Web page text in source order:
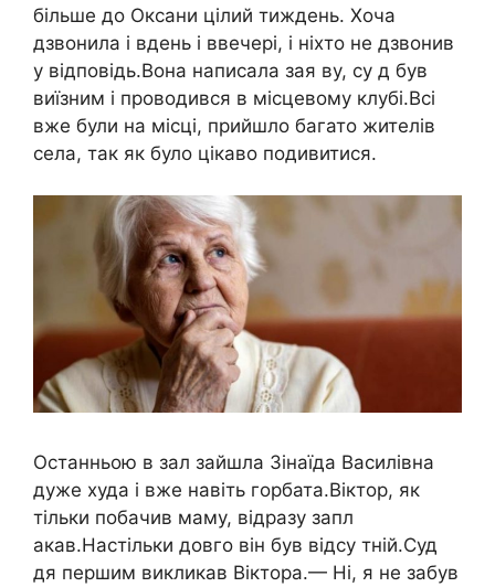
більше до Оксани цілий тиждень. Хоча
дзвонила і вдень і ввечері, і ніхто не дзвонив
у відповідь.Вона написала зая ву, су д був
виїзним і проводився в місцевому клубі.Всі
вже були на місці, прийшло багато жителів
села, так як було цікаво подивитися.
Останньою в зал зайшла Зінаїда Василівна
дуже худа і вже навіть горбата.Віктор, як
тільки побачив маму, відразу запл
акав.Настільки довго він був відсу тній.Суд
дя першим викликав Віктора.— Ні, я не забув